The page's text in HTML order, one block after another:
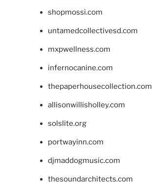
shopmossi.com
untamedcollectivesd.com
mxpwellness.com
infernocanine.com
thepaperhousecollection.com
allisonwillisholley.com
solslite.org
portwayinn.com
djmaddogmusic.com
thesoundarchitects.com